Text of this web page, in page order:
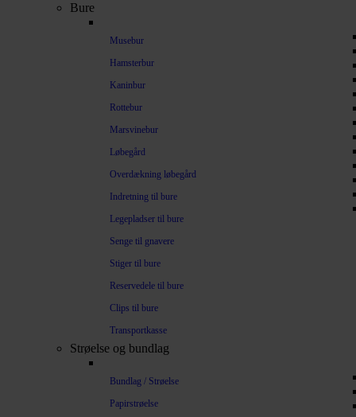
Bure
Musebur
Hamsterbur
Kaninbur
Rottebur
Marsvinebur
Løbegård
Overdækning løbegård
Indretning til bure
Legepladser til bure
Senge til gnavere
Stiger til bure
Reservedele til bure
Clips til bure
Transportkasse
Strøelse og bundlag
Bundlag / Strøelse
Papirstrøelse